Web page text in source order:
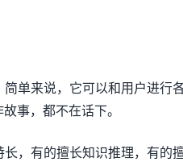
单来说，它可以和用户进行
事，都不在话下。
，有的擅长知识推理，有的